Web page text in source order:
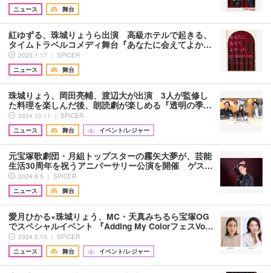
ニュース
舞台
紅ゆずる、珠城りょうら出演 高級ホテルで起きる、
タイムトラベルコメディ舞台『あなたに会えてよか…
2025.1.17 ｜ SPICER
ニュース
舞台
珠城りょう、岡田亮輔、渡辺大が出演 3人が監修し
た料理を楽しんだ後、朗読劇が楽しめる『透明の季…
2024.10.11 ｜ SPICER
ニュース
舞台 イベント/レジャー
元宝塚歌劇団・月組トップスターの霧矢大夢が、芸能
生活30周年を祝うアニバーサリー公演を開催 ゲス…
2024.9.5 ｜ SPICER
ニュース
舞台
愛月ひかる×珠城りょう、MC・天真みちるら宝塚OG
でスペシャルイベント 『Adding My ColorフェスVo…
2024.5.15 ｜ SPICER
ニュース
舞台 イベント/レジャー